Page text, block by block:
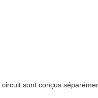
sont conçus